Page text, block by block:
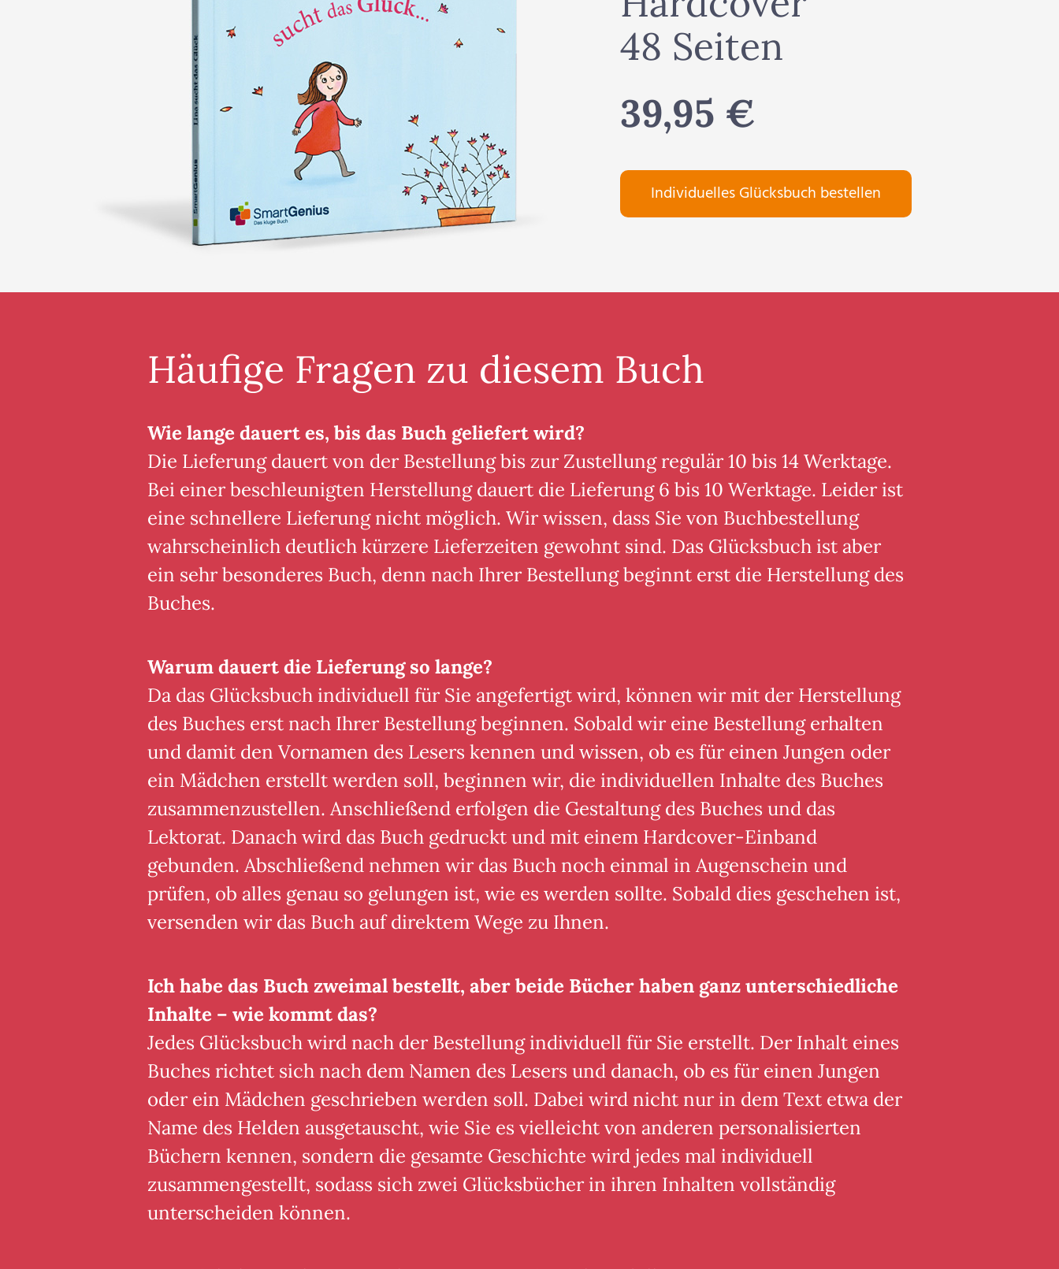
48 Seiten
39,95 €
Individuelles Glücksbuch bestellen
Häufige Fragen zu diesem Buch
Wie lange dauert es, bis das Buch geliefert wird?
Die Lieferung dauert von der Bestellung bis zur Zustellung regulär 10 bis 14 Werktage.
Bei einer beschleunigten Herstellung dauert die Lieferung 6 bis 10 Werktage. Leider ist
eine schnellere Lieferung nicht möglich. Wir wissen, dass Sie von Buchbestellung
wahrscheinlich deutlich kürzere Lieferzeiten gewohnt sind. Das Glücksbuch ist aber
ein sehr besonderes Buch, denn nach Ihrer Bestellung beginnt erst die Herstellung des
Buches.
Warum dauert die Lieferung so lange?
Da das Glücksbuch individuell für Sie angefertigt wird, können wir mit der Herstellung
des Buches erst nach Ihrer Bestellung beginnen. Sobald wir eine Bestellung erhalten
und damit den Vornamen des Lesers kennen und wissen, ob es für einen Jungen oder
ein Mädchen erstellt werden soll, beginnen wir, die individuellen Inhalte des Buches
zusammenzustellen. Anschließend erfolgen die Gestaltung des Buches und das
Lektorat. Danach wird das Buch gedruckt und mit einem Hardcover-Einband
gebunden. Abschließend nehmen wir das Buch noch einmal in Augenschein und
prüfen, ob alles genau so gelungen ist, wie es werden sollte. Sobald dies geschehen ist,
versenden wir das Buch auf direktem Wege zu Ihnen.
Ich habe das Buch zweimal bestellt, aber beide Bücher haben ganz unterschiedliche
Inhalte – wie kommt das?
Jedes Glücksbuch wird nach der Bestellung individuell für Sie erstellt. Der Inhalt eines
Buches richtet sich nach dem Namen des Lesers und danach, ob es für einen Jungen
oder ein Mädchen geschrieben werden soll. Dabei wird nicht nur in dem Text etwa der
Name des Helden ausgetauscht, wie Sie es vielleicht von anderen personalisierten
Büchern kennen, sondern die gesamte Geschichte wird jedes mal individuell
zusammengestellt, sodass sich zwei Glücksbücher in ihren Inhalten vollständig
unterscheiden können.